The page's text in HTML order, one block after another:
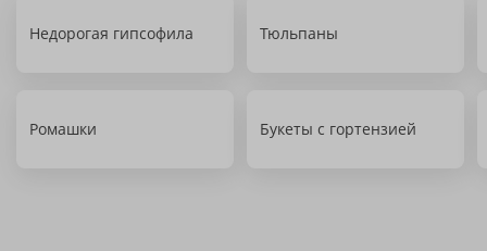
Недорогая гипсофила Тюльпаны
Ромашки Букеты с гортензией